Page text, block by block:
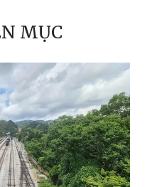
MỤC